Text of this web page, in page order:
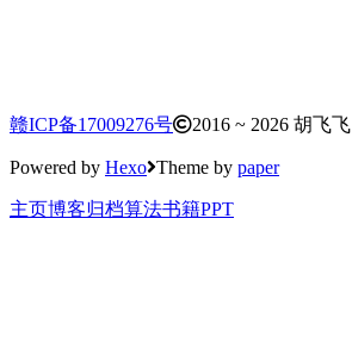
赣ICP备17009276号 2016 ~ 2026 胡飞飞
Powered by Hexo Theme by paper
主页博客归档算法书籍PPT